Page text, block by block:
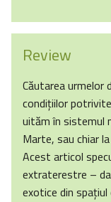
Review
Căutarea urmelor
condițiilor
uităm în sistemul
Marte, sau chiar
Acest articol
extraterestre –
exotice din spațiul